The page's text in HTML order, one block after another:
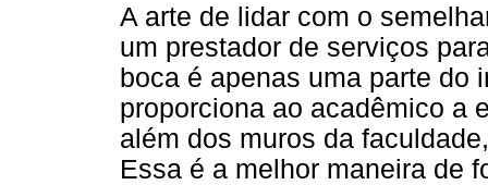
A arte de lidar com o
um prestador de serviços
boca é apenas uma parte do
proporciona ao acadêmico a
além dos muros da
Essa é a melhor maneira de